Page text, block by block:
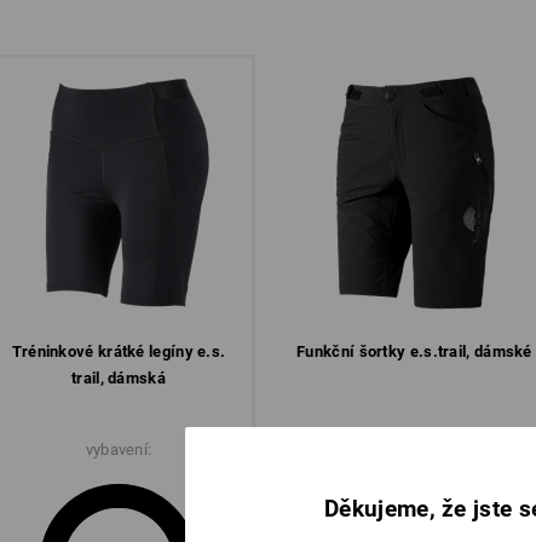
POHODLNÉ V KAŽDÉ PRACOVNÍ POLOZE
Tréninkové krátké legíny e.s.​
trail, dámská
vybavení:
Funkční šortky e.s.​trail, dámské
Děkujeme, že jste